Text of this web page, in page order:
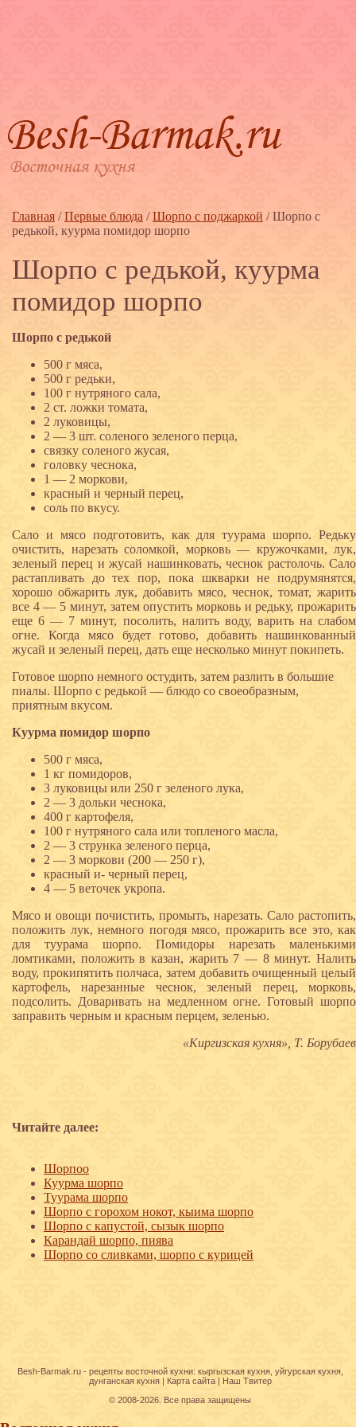
Главная /Первые блюда /Шорпо с поджаркой /Шорпо с
редькой, куурма помидор шорпо
Шорпо с редькой, куурма
помидор шорпо
Шорпо с редькой
500 г мяса,
500 г редьки,
100 г нутряного сала,
2 ст. ложки томата,
2 луковицы,
2 — 3 шт. соленого зеленого перца,
связку соленого жусая,
головку чеснока,
1 — 2 моркови,
красный и черный перец,
соль по вкусу.
Сало и мясо подготовить, как для туурама шорпо. Редьку
очистить, нарезать соломкой, морковь — кружочками, лук,
зеленый перец и жусай нашинковать, чеснок растолочь. Сало
растапливать до тех пор, пока шкварки не подрумянятся,
хорошо обжарить лук, добавить мясо, чеснок, томат, жарить
все 4 — 5 минут, затем опустить морковь и редьку, прожарить
еще 6 — 7 минут, посолить, налить воду, варить на слабом
огне. Когда мясо будет готово, добавить нашинкованный
жусай и зеленый перец, дать еще несколько минут покипеть.
Готовое шорпо немного остудить, затем разлить в большие
пиалы. Шорпо с редькой — блюдо со своеобразным,
приятным вкусом.
Куурма помидор шорпо
500 г мяса,
1 кг помидоров,
3 луковицы или 250 г зеленого лука,
2 — 3 дольки чеснока,
400 г картофеля,
100 г нутряного сала или топленого масла,
2 — 3 струнка зеленого перца,
2 — 3 моркови (200 — 250 г),
красный и- черный перец,
4 — 5 веточек укропа.
Мясо и овощи почистить, промыть, нарезать. Сало растопить,
положить лук, немного погодя мясо, прожарить все это, как
для туурама шорпо. Помидоры нарезать маленькими
ломтиками, положить в казан, жарить 7 — 8 минут. Налить
воду, прокипятить полчаса, затем добавить очищенный целый
картофель, нарезанные чеснок, зеленый перец, морковь,
подсолить. Доваривать на медленном огне. Готовый шорпо
заправить черным и красным перцем, зеленью.
«Киргизская кухня», Т. Борубаев
Читайте далее:
Шорпоо
Куурма шорпо
Туурама шорпо
Шорпо с горохом нокот, кыима шорпо
Шорпо с капустой, сызык шорпо
Карандай шорпо, пиява
Шорпо со сливками, шорпо с курицей
Besh-Barmak.ru - рецепты восточной кухни: кыргызская кухня, уйгурская кухня,
дунганская кухня| Карта сайта| Наш Твитер
© 2008-2026. Все права защищены